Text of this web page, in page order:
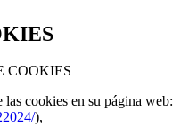
COOKIES
cookies en su página web:
),